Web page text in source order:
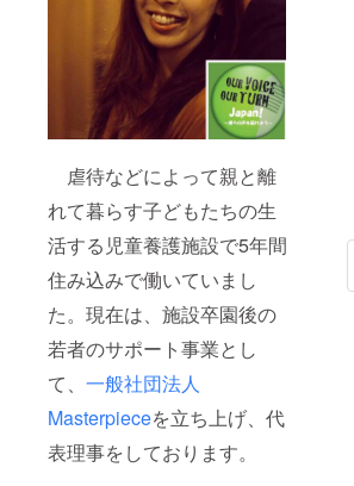
虐待などによって親と離
れて暮らす子どもたちの生
活する児童養護施設で5年間
住み込みで働いていまし
た。現在は、施設卒園後の
若者のサポート事業とし
て、 一般社団法人
Masterpieceを立ち上げ、代
表理事をしております。